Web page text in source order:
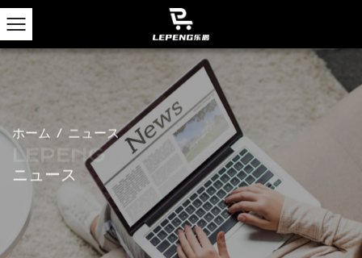
ホーム / ニュース
ニュース